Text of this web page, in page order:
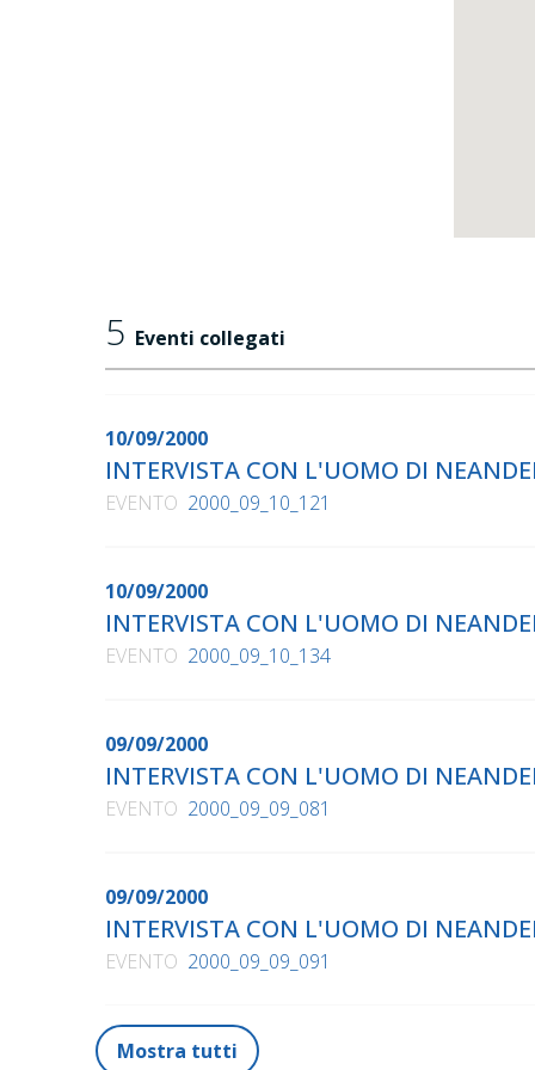
5 Eventi collegati
10/09/2000
INTERVISTA CON L'UOMO DI
EVENTO 2000_09_10_121
10/09/2000
INTERVISTA CON L'UOMO DI
EVENTO 2000_09_10_134
09/09/2000
INTERVISTA CON L'UOMO DI
EVENTO 2000_09_09_081
09/09/2000
INTERVISTA CON L'UOMO DI
EVENTO 2000_09_09_091
Mostra tutti